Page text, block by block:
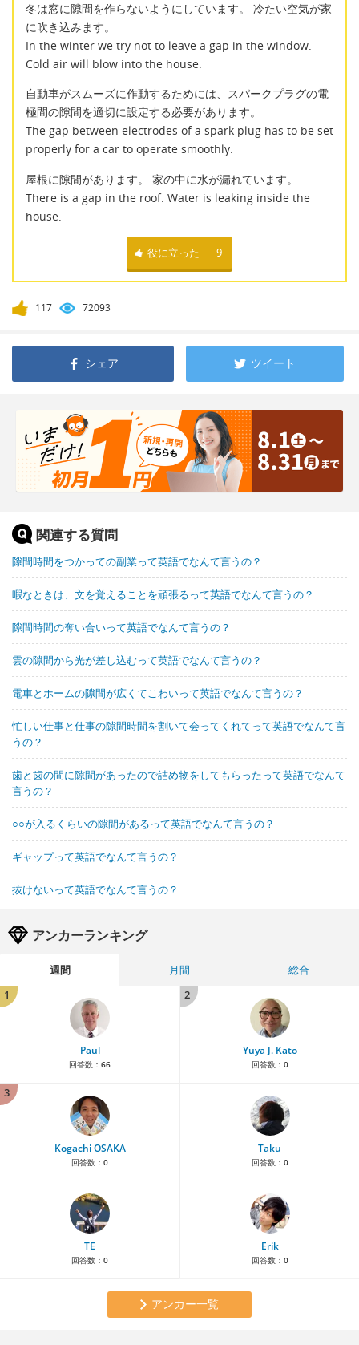
冬は窓に隙間を作らないようにしています。 冷たい空気が家
に吹き込みます。
In the winter we try not to leave a gap in the window.
Cold air will blow into the house.
自動車がスムーズに作動するためには、スパークプラグの電
極間の隙間を適切に設定する必要があります。
The gap between electrodes of a spark plug has to be set
properly for a car to operate smoothly.
屋根に隙間があります。 家の中に水が漏れています。
There is a gap in the roof. Water is leaking inside the
house.
役に立った 9
117 72093
シェア ツイート
関連する質問
隙間時間をつかっての副業って英語でなんて言うの？
暇なときは、文を覚えることを頑張るって英語でなんて言うの？
隙間時間の奪い合いって英語でなんて言うの？
雲の隙間から光が差し込むって英語でなんて言うの？
電車とホームの隙間が広くてこわいって英語でなんて言うの？
忙しい仕事と仕事の隙間時間を割いて会ってくれてって英語でなんて言
うの？
歯と歯の間に隙間があったので詰め物をしてもらったって英語でなんて
言うの？
○○が入るくらいの隙間があるって英語でなんて言うの？
ギャップって英語でなんて言うの？
抜けないって英語でなんて言うの？
アンカーランキング
週間 月間
総合
1
Paul
回答数： 66
2
Yuya J. Kato
回答数： 0
3
Kogachi OSAKA
回答数： 0
Taku
回答数： 0
TE
回答数： 0
Erik
回答数： 0
アンカー一覧